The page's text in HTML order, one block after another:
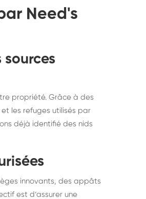
Need's
propriété. Grâce à des
les refuges utilisés par
déjà identifié des nids
innovants, des appâts
est d’assurer une